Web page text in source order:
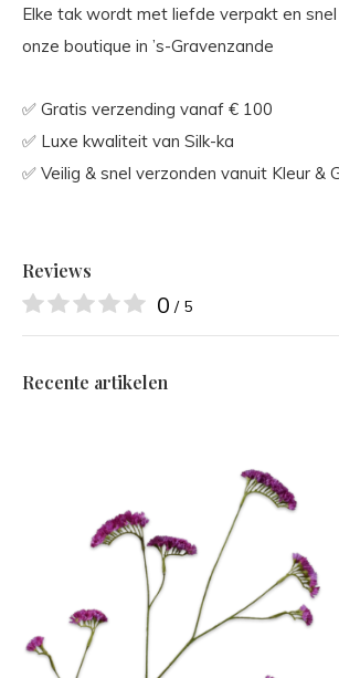
Elke tak wordt met liefde verpakt en
onze boutique in ’s-Gravenzande
✅ Gratis verzending vanaf € 100
✅ Luxe kwaliteit van Silk-ka
✅ Veilig & snel verzonden vanuit Kleur &
Reviews
0 / 5
Recente artikelen